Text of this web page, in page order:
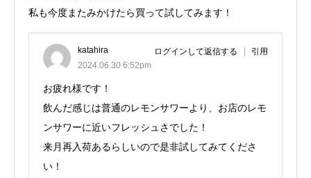
私も今度またみかけたら買って試してみます！
katahira
2024.06.30 6:52pm
ログインして返信する 引用
お疲れ様です！
飲んだ感じは普通のレモンサワーより、お店のレモ
ンサワーに近いフレッシュさでした！
来月再入荷あるらしいので是非試してみてくださ
い！